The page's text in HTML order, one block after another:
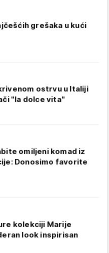
grešaka u kući
ostrvu u Italiji
"la dolce vita"
omiljeni komad iz
Donosimo favorite
kolekciji Marije
look inspirisan